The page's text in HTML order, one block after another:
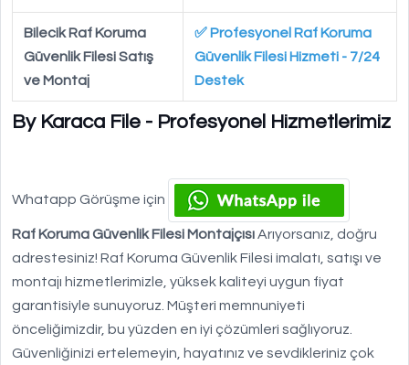
By Karaca File - Profesyonel Hizmetlerimiz
Bilecik Raf Koruma
Güvenlik Filesi Satış
ve Montaj
✅ Profesyonel Raf Koruma
Güvenlik Filesi Hizmeti - 7/24
Destek
Whatapp Görüşme için
Raf Koruma Güvenlik Filesi MontajçısıArıyorsanız, doğru
adrestesiniz! Raf Koruma Güvenlik Filesi imalatı, satışı ve
montajı hizmetlerimizle, yüksek kaliteyi uygun fiyat
garantisiyle sunuyoruz. Müşteri memnuniyeti
önceliğimizdir, bu yüzden en iyi çözümleri sağlıyoruz.
Güvenliğinizi ertelemeyin, hayatınız ve sevdikleriniz çok